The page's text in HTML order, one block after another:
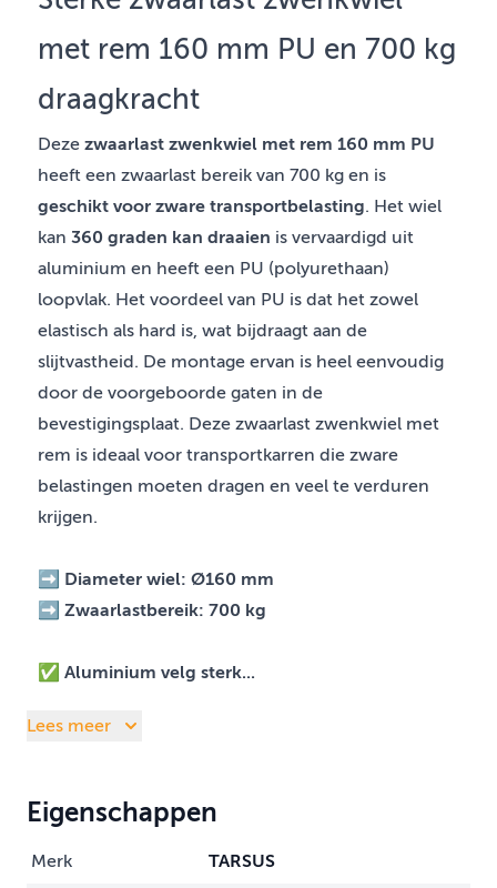
met rem 160 mm PU en 700 kg
draagkracht
Deze zwaarlast zwenkwiel met rem 160 mm PU
heeft een zwaarlast bereik van 700 kg en is
geschikt voor zware transportbelasting. Het wiel
kan 360 graden kan draaien is vervaardigd uit
aluminium en heeft een PU (polyurethaan)
loopvlak. Het voordeel van PU is dat het zowel
elastisch als hard is, wat bijdraagt aan de
slijtvastheid. De montage ervan is heel eenvoudig
door de voorgeboorde gaten in de
bevestigingsplaat. Deze zwaarlast zwenkwiel met
rem is ideaal voor transportkarren die zware
belastingen moeten dragen en veel te verduren
krijgen.
➡️ Diameter wiel: Ø160 mm
➡️ Zwaarlastbereik: 700 kg
✅ Aluminium velg sterk...
Lees meer
Eigenschappen
Merk TARSUS